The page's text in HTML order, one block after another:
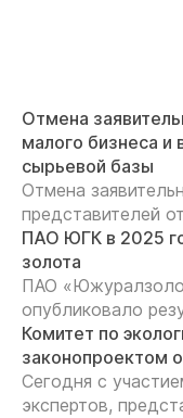
Отмена
малого бизнеса и
сырьевой базы
Отмена
представителей
ПАО ЮГК в 2025
золота
ПАО
опубликовало
Комитет по
законопроектом
Сегодня с
экспертов,